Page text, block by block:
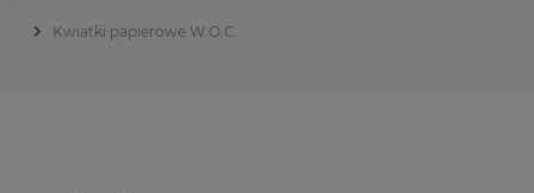
Kwiatki papierowe W.O.C.